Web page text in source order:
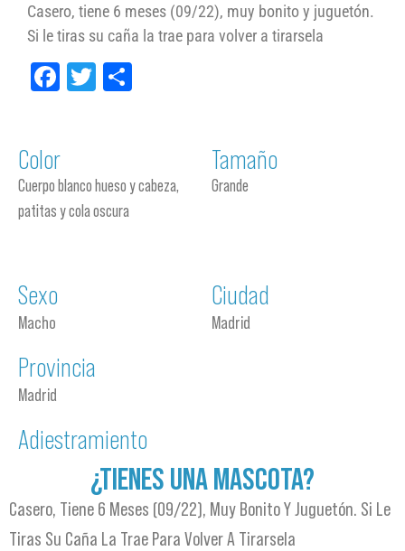
Casero, tiene 6 meses (09/22), muy bonito y juguetón.
Si le tiras su caña la trae para volver a tirarsela
Facebook
Twitter
Color
Cuerpo blanco hueso y cabeza,
patitas y cola oscura
Tamaño
Grande
Sexo
Macho
Ciudad
Madrid
Provincia
Madrid
Adiestramiento
¿TIENES UNA MASCOTA?
Casero, Tiene 6 Meses (09/22), Muy Bonito Y Juguetón. Si Le
Tiras Su Caña La Trae Para Volver A Tirarsela